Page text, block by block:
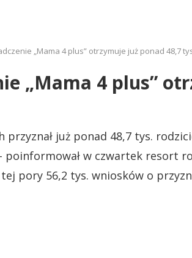
„Mama 4 plus” otrzymuje już ponad 48,7
„Mama 4 plus”
przyznał już ponad 48,7 tys.
poinformował w czwartek resort
tej pory 56,2 tys. wniosków o